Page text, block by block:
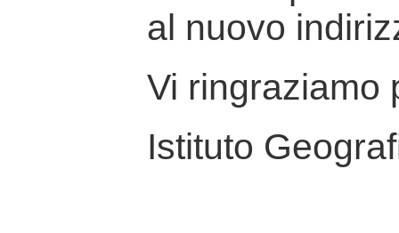
al nuovo
Vi ringraziamo
Istituto